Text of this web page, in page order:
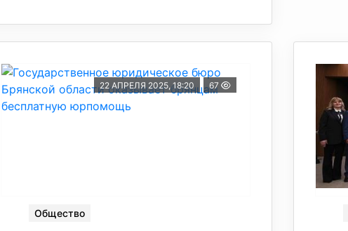
22 АПРЕЛЯ 2025, 18:20 67
Общество